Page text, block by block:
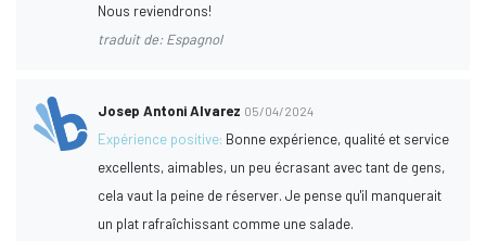
Nous reviendrons!
traduit de: Espagnol
Josep Antoni Alvarez 05/04/2024
Expérience positive: Bonne expérience, qualité et service
excellents, aimables, un peu écrasant avec tant de gens,
cela vaut la peine de réserver. Je pense qu'il manquerait
un plat rafraîchissant comme une salade.